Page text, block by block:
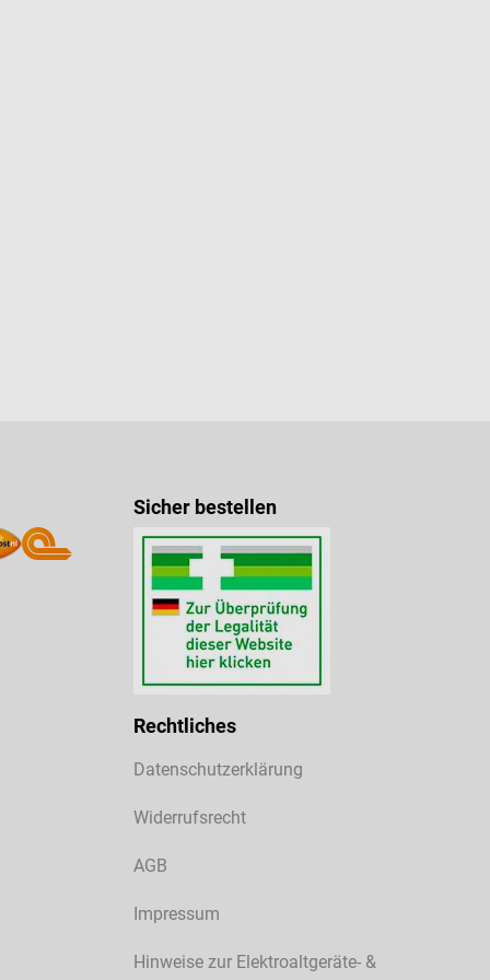
Sicher bestellen
Rechtliches
Datenschutzerklärung
Widerrufsrecht
AGB
Impressum
Hinweise zur Elektroaltgeräte- &